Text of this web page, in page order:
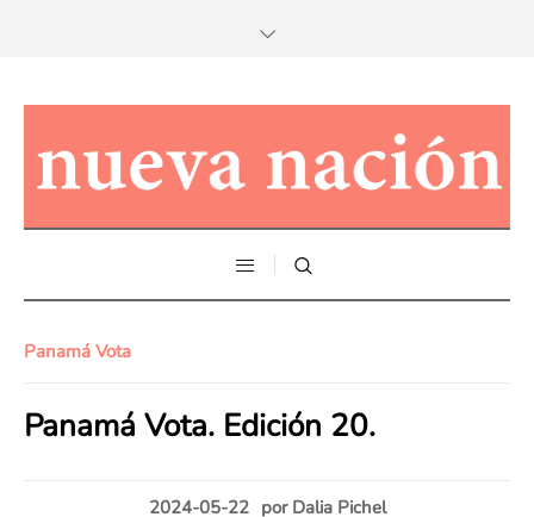
Panamá Vota
Panamá Vota. Edición 20.
2024-05-22 por Dalia Pichel